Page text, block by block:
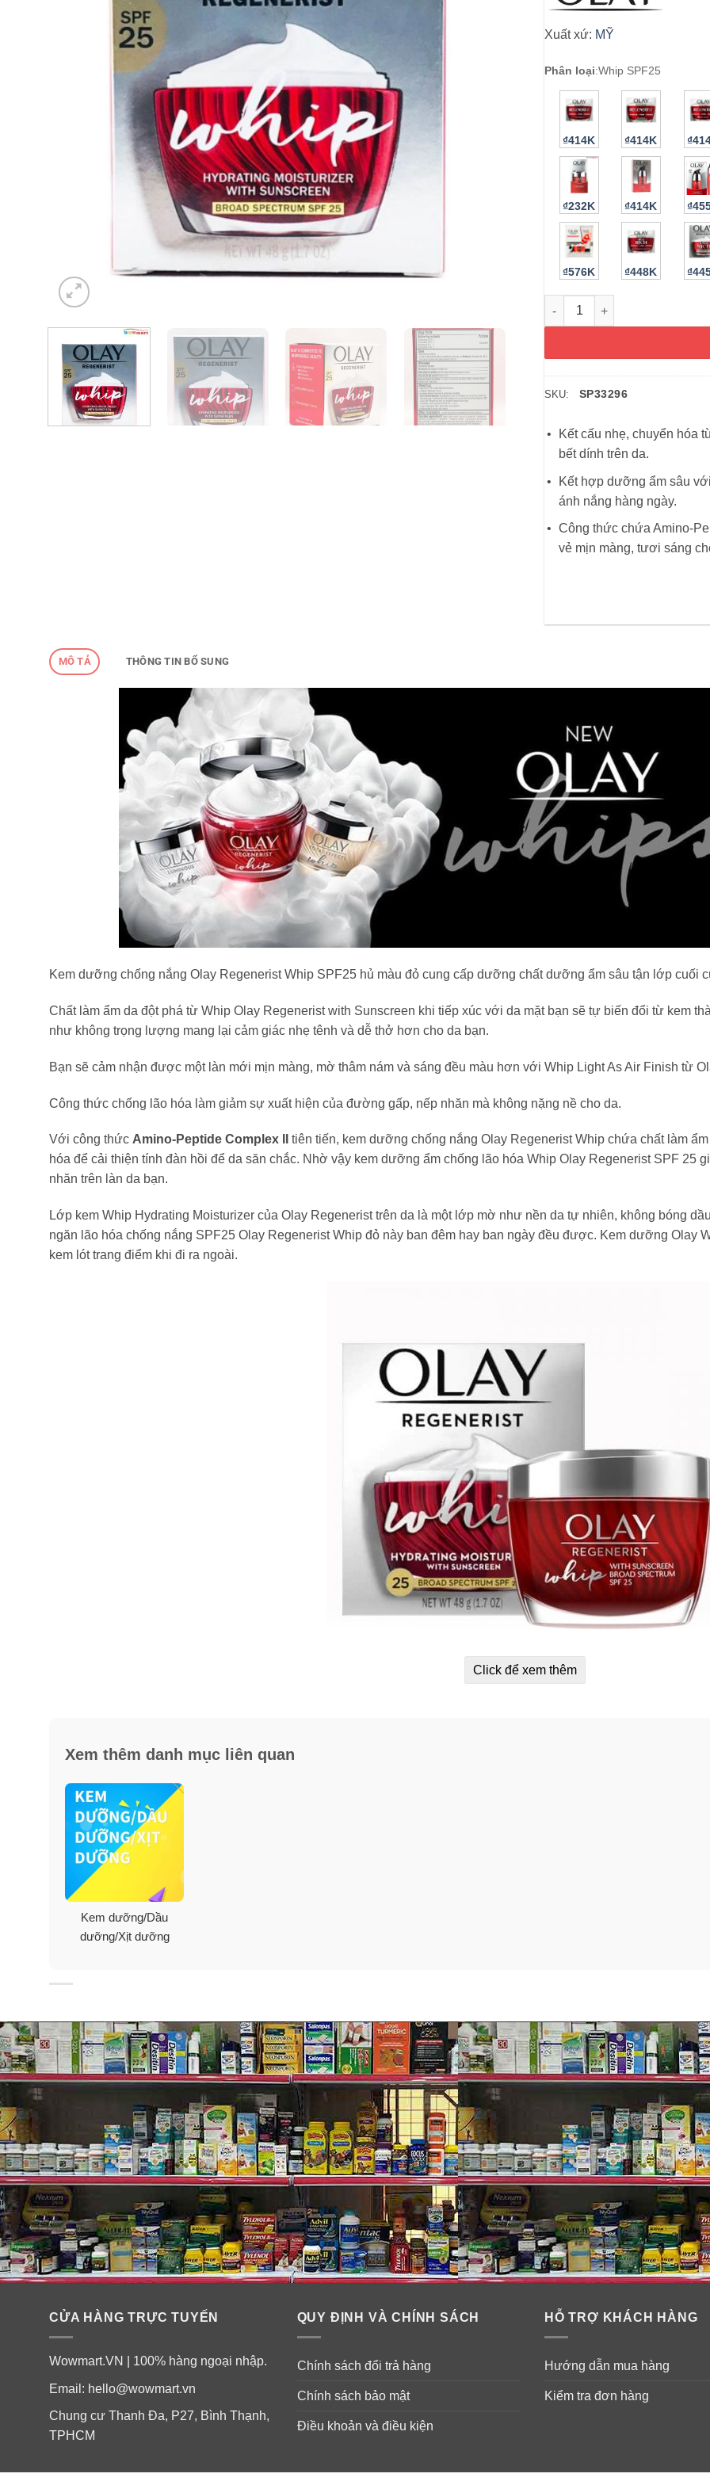
Xuất xứ: MỸ
Phân loại:Whip SPF25
₫414K ₫414K
₫232K ₫414K
₫576K ₫448K
Kem dưỡng chống nắng
SKU: SP33296
Kết cấu nhẹ, chuyển hóa
bết dính trên da.
Kết hợp dưỡng ẩm sâu
ánh nắng hàng ngày.
Công thức chứa Amino-
vẻ mịn màng, tươi sáng
MÔ TẢ THÔNG TIN BỔ SUNG
Kem dưỡng chống nắng Olay Regenerist Whip SPF25 hủ màu đỏ cung cấp dưỡng chất dưỡng ẩm sâu tận lớp cuối
Chất làm ẩm da đột phá từ Whip Olay Regenerist with Sunscreen khi tiếp xúc với da mặt bạn sẽ tự biến đổi từ kem
như không trọng lượng mang lại cảm giác nhẹ tênh và dễ thở hơn cho da bạn.
Bạn sẽ cảm nhận được một làn mới mịn màng, mờ thâm nám và sáng đều màu hơn với Whip Light As Air Finish từ
Công thức chống lão hóa làm giảm sự xuất hiện của đường gấp, nếp nhăn mà không nặng nề cho da.
Với công thức Amino-Peptide Complex II
tiên tiến, kem dưỡng chống nắng Olay Regenerist Whip chứa chất làm
hóa để cải thiện tính đàn hồi để da săn chắc. Nhờ vậy kem dưỡng ẩm chống lão hóa Whip Olay Regenerist SPF 25
nhăn trên làn da bạn.
Lớp kem Whip Hydrating Moisturizer của Olay Regenerist trên da là một lớp mờ như nền da tự nhiên, không bóng
ngăn lão hóa chống nắng SPF25 Olay Regenerist Whip đỏ này ban đêm hay ban ngày đều được. Kem dưỡng Olay
kem lót trang điểm khi đi ra ngoài.
Dưỡng ẩm da thấm sâu vào tận lớp cuối cùng của biểu bì và duy trì độ ẩm suốt cả ngày.
Giàu dưỡng chất nuôi dưỡng và chăm sóc da mạnh mẽ nhưng vẫn cho da thở dễ dàng.
Giúp tăng cường độ sáng rạng rỡ cho làn da để da bạn trở nên tinh khiết, trong trẻo như không khí.
Cải thiện các vấn đề về lão hóa, da nhăn, chảy xệ, lỗ chân lông to, sạm nám…
Xóa nhăn hiệu quả, giảm độ sâu của vết nhăn, ngăn chặn các nếp nhăn mới hình thành.
nhiên.
✓ Giúp da có thể thở ngay lập tức mà tác dụng của kem vẫn đang hoạt động tích cực.
Thành phần kem chống lão hóa Olay Regenerist Whip Hydrating
Thành phần: WATER, VINYL DIMETHICONE/
GLYCERIN, NIACINAMIDE*,
PENTAPEPTIDE-4**, SODIUM
HEXANEDIOL, PHENOXYETHANOL, BEHENYL
EXTRACT, PEG-100 STEARATE,
ALCOHOL, FRAGRANCE, STEARIC ACID,
Peptide, ***Pro-Vitamin B5.
Click để xem thêm
Xem thêm danh mục liên quan
Kem dưỡng/Dầu
dưỡng/Xịt dưỡng
CỬA HÀNG TRỰC TUYẾN
Wowmart.VN | 100% hàng ngoại nhập.
Email: hello@wowmart.vn
Chung cư Thanh Đa, P27, Bình Thạnh,
TPHCM
QUY ĐỊNH VÀ CHÍNH SÁCH
Chính sách đổi trả hàng
Chính sách bảo mật
Điều khoản và điều kiện
HỖ TRỢ KHÁCH HÀNG
Hướng dẫn mua hàng
Kiểm tra đơn hàng